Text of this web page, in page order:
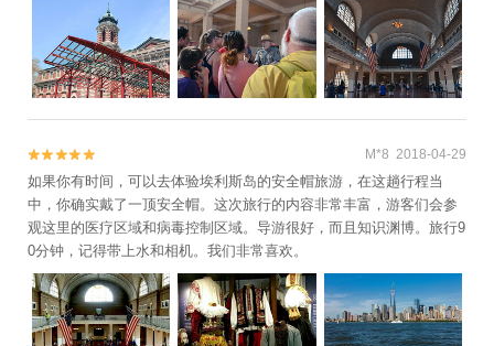
俱灰。更残酷的是如果被遣返的有你的亲人，那么可能就是一辈子无
法相见，并举例了一个很悲伤的例子：一家老小，唯独老人因为身体
原因，一个人被遣返，面对这种分别，家人内心该有多痛苦。 而大部
分人是幸运的，他们迈入 曼哈顿 ，用双手建设了一座钢筋水泥的都
字路口时代广场附近，他们行色匆匆，为了给这个年轻的国家增加些
文化底蕴，他们又在百老汇四周建立数不清的歌剧院，傍晚时分穿着
礼服欣赏一部歌剧，然后就这样结束自己忙碌的一天，尔后醒来他们
继续践行着自己的 美国 梦……

 M*8 2018-04-29
如果你有时间，可以去体验埃利斯岛的安全帽旅游，在这趟行程当
中，你确实戴了一顶安全帽。这次旅行的内容非常丰富，游客们会参
观这里的医疗区域和病毒控制区域。导游很好，而且知识渊博。旅行9
0分钟，记得带上水和相机。我们非常喜欢。